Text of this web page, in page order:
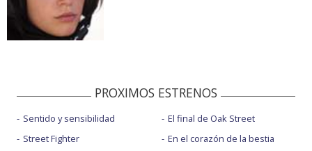
PROXIMOS ESTRENOS
Sentido y sensibilidad
Street Fighter
El final de Oak Street
En el corazón de la bestia